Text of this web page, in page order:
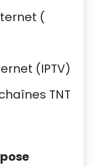
(
(IPTV)
TNT